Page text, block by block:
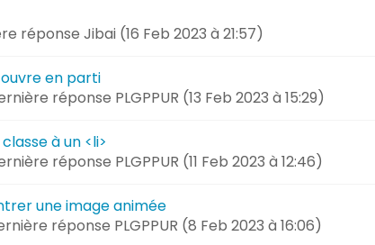
réponse Jibai (16 Feb 2023 à 21:57)
en parti
réponse PLGPPUR (13 Feb 2023 à 15:29)
à un <li>
réponse PLGPPUR (11 Feb 2023 à 12:46)
une image animée
réponse PLGPPUR (8 Feb 2023 à 16:06)